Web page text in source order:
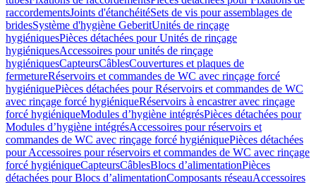
raccordementsJoints d'étanchéitéSets de vis pour assemblages de
bridesSystème d'hygiène GeberitUnités de rinçage
hygiéniquesPièces détachées pour Unités de rinçage
hygiéniquesAccessoires pour unités de rinçage
hygiéniquesCapteursCâblesCouvertures et plaques de
fermetureRéservoirs et commandes de WC avec rinçage forcé
hygiéniquePièces détachées pour Réservoirs et commandes de WC
avec rinçage forcé hygiéniqueRéservoirs à encastrer avec rinçage
forcé hygiéniqueModules d’hygiène intégrésPièces détachées pour
Modules d’hygiène intégrésAccessoires pour réservoirs et
commandes de WC avec rinçage forcé hygiéniquePièces détachées
pour Accessoires pour réservoirs et commandes de WC avec rinçage
forcé hygiéniqueCapteursCâblesBlocs d’alimentationPièces
détachées pour Blocs d’alimentationComposants réseauAccessoires